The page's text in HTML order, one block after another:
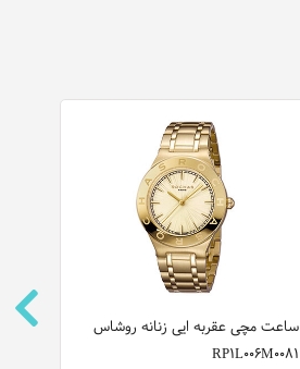
ساعت مچی عقربه ایی زنانه روشاس
RP1L006M0081